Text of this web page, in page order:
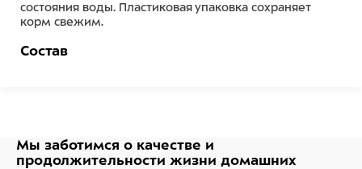
состояния воды. Пластиковая упаковка сохраняет
корм свежим.
Состав
4%, Сырая клетчатка 2%, Содержание влаги 7%.
Добавки: Витамины: Витамин Д3 1714МЕ/кг.Регуляторы
Мы заботимся о качестве и
продолжительности жизни домашних